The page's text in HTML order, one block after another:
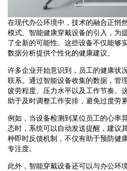
在现代办公环境中，技术的融合正悄
模式。智能健康穿戴设备的引入，为
了全新的可能性。这些设备不仅能够
数据分析提供个性化的健康建议。
许多企业开始意识到，员工的健康状
联系。通过智能设备收集的数据，管
疲劳程度、压力水平以及工作节奏。
助于及时调整工作安排，避免过度劳累
例如，当设备检测到某位员工的心率
态时，系统可以自动发送提醒，建议
种即时反馈机制，不仅有助于预防健
专注度。
此外，智能穿戴设备还可以与办公环